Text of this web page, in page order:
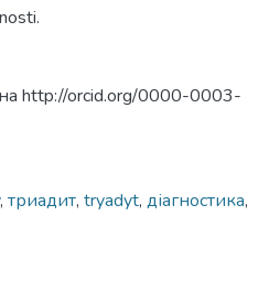
http://orcid.org/0000-0003-
, триадит, tryadyt, діагностика,